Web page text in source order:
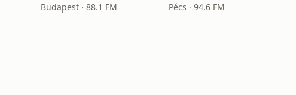
Budapest · 88.1 FM Pécs · 94.6 FM